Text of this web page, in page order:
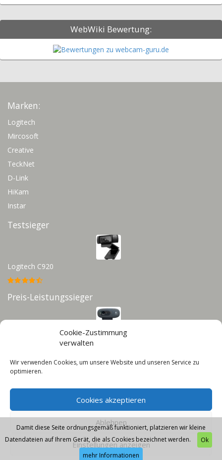
Cookie-Zustimmung
verwalten
Wir verwenden Cookies, um unsere Website und unseren Service zu
optimieren.
Cookies akzeptieren
Ablehnen
Einstellungen anzeigen
WebWiki Bewertung:
Marken:
Logitech
Mircosoft
Creative
TeckNet
D-Link
HiKam
Instar
Testsieger
Logitech C920
Preis-Leistungssieger
Infos
Cookie-Richtlinie (EU)
© 2026 - Webcam-Guru - Diese Seite läuft mit dem Affiliate Theme von
Damit diese Seite ordnungsgemäß funktioniert, platzieren wir kleine
Datendateien auf Ihrem Gerät, die als Cookies bezeichnet werden.
Ok
mehr Informationen